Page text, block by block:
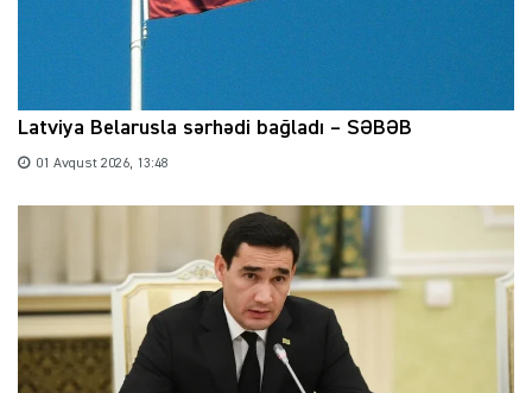
Latviya Belarusla sərhədi bağladı – SƏBƏB
01 Avqust 2026, 13:48